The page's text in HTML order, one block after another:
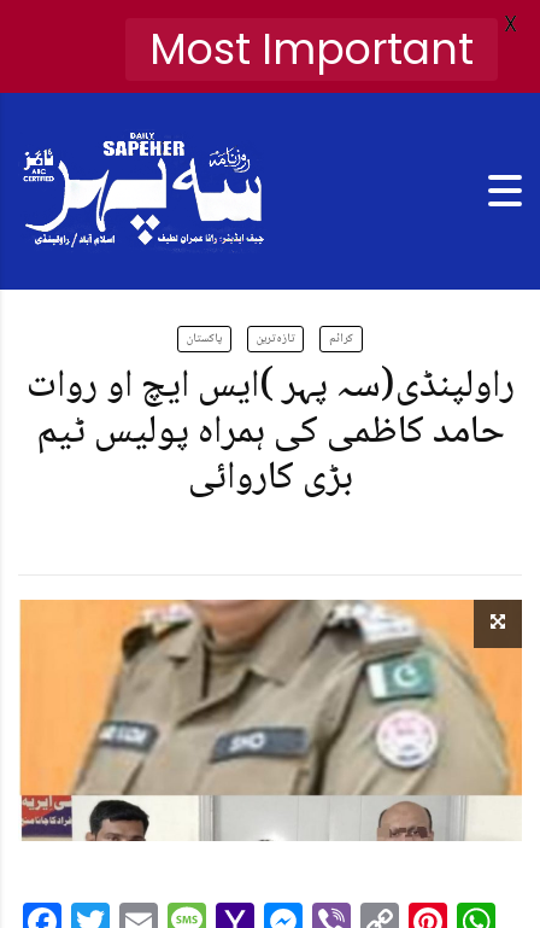
پاکستان تازہ ترین کرائم
راولپنڈی(سہ پہر )ایس ایچ او روات
حامد کاظمی کی ہمراہ پولیس ٹیم
بڑی کاروائی
Most Important X